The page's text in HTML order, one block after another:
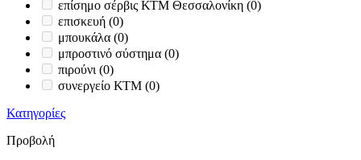
επίσημο σέρβις ΚΤΜ Θεσσαλονίκη (0)
επισκευή (0)
μπουκάλα (0)
μπροστινό σύστημα (0)
πιρούνι (0)
συνεργείο ΚΤΜ (0)
Κατηγορίες
Προβολή